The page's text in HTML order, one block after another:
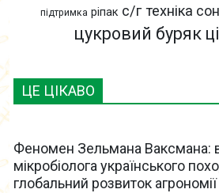
ЦЕ ЦІКАВО
Феномен Зельмана Ваксмана:
мікробіолога українського
глобальний розвиток агрономії
підтримка ріпак с/г техніка
цукровий буряк